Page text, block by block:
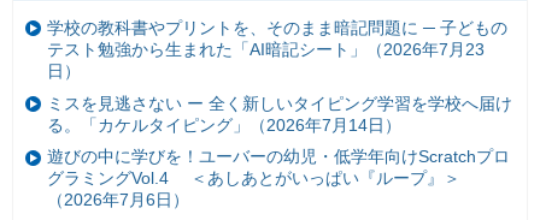
学校の教科書やプリントを、そのまま暗記問題に ─ 子どもの
テスト勉強から生まれた「AI暗記シート」（2026年7月23
日）
ミスを見逃さない ー 全く新しいタイピング学習を学校へ届け
る。「カケルタイピング」（2026年7月14日）
遊びの中に学びを！ユーバーの幼児・低学年向けScratchプロ
グラミングVol.4 ＜あしあとがいっぱい『ループ』＞
（2026年7月6日）